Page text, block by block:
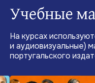
Учебные
На курсах
и аудиовизуальные)
португальского
ВАКАНСИИ
О НАС
КОНТАКТЫ